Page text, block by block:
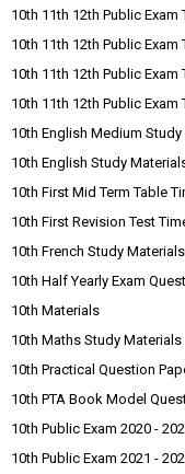
10th 11th 12th Public
10th 11th 12th Public
10th 11th 12th Public
10th 11th 12th Public
10th English Medium
10th English Study
10th First Mid Term Table
10th First Revision Test
10th French Study Materials
10th Half Yearly Exam
10th Materials
10th Maths Study Materials
10th Practical Question
10th PTA Book Model
10th Public Exam 2020 -
10th Public Exam 2021 -